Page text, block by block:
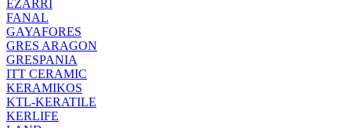
EZARRI
FANAL
GAYAFORES
GRES ARAGON
GRESPANIA
ITT CERAMIC
KERAMIKOS
KTL-KERATILE
KERLIFE